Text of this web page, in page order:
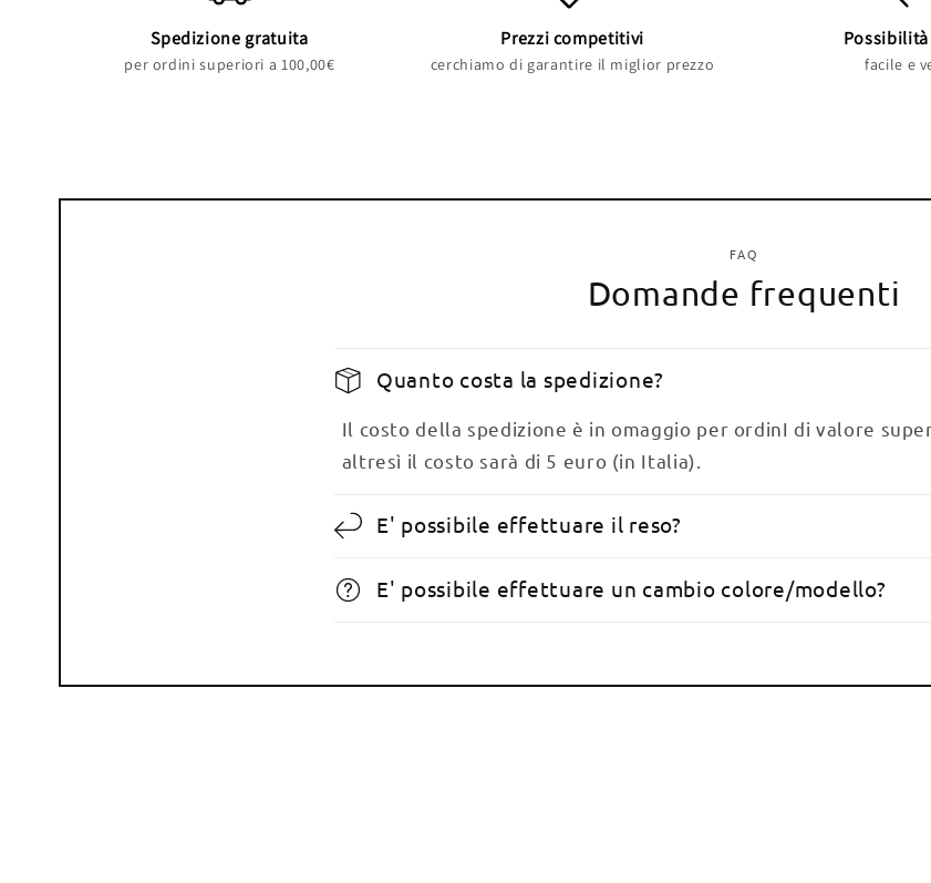
Spedizione gratuita
per ordini superiori a 100,00€
Prezzi competitivi
cerchiamo di garantire il miglior prezzo facile e
FAQ
Domande frequenti
Quanto costa la spedizione?
Il costo della spedizione è in omaggio per ordinI di valore
altresì il costo sarà di 5 euro (in Italia).
E' possibile effettuare il reso?
E' possibile effettuare un cambio colore/modello?